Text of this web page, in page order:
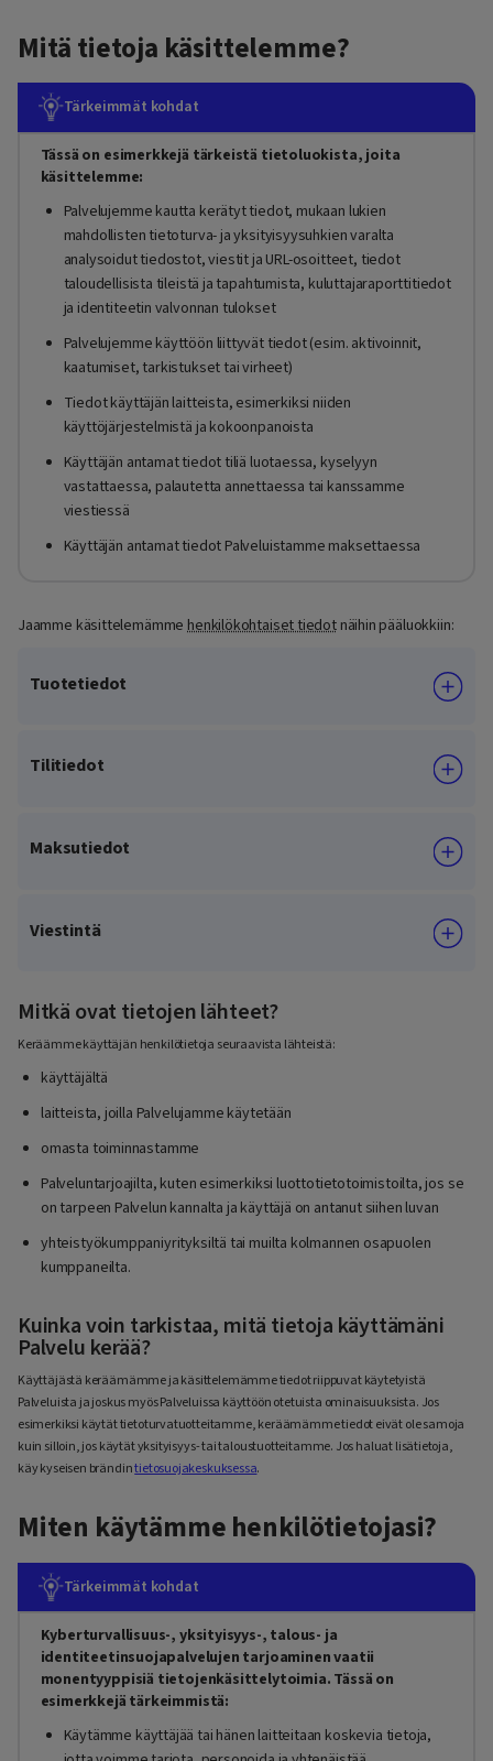
Mitä tietoja käsittelemme?
Tärkeimmät kohdat
Tässä on esimerkkejä tärkeistä tietoluokista, joita
käsittelemme:
Palvelujemme kautta kerätyt tiedot, mukaan lukien
mahdollisten tietoturva- ja yksityisyysuhkien varalta
analysoidut tiedostot, viestit ja URL-osoitteet, tiedot
taloudellisista tileistä ja tapahtumista, kuluttajaraporttitiedot
ja identiteetin valvonnan tulokset
Palvelujemme käyttöön liittyvät tiedot (esim. aktivoinnit,
kaatumiset, tarkistukset tai virheet)
Tiedot käyttäjän laitteista, esimerkiksi niiden
käyttöjärjestelmistä ja kokoonpanoista
Käyttäjän antamat tiedot tiliä luotaessa, kyselyyn
vastattaessa, palautetta annettaessa tai kanssamme
viestiessä
Käyttäjän antamat tiedot Palveluistamme maksettaessa
Jaamme käsittelemämme henkilökohtaiset tiedotnäihin pääluokkiin:
Tuotetiedot
Tilitiedot
Maksutiedot
Viestintä
Mitkä ovat tietojen lähteet?
Keräämme käyttäjän henkilötietoja seuraavista lähteistä:
käyttäjältä
laitteista, joilla Palvelujamme käytetään
omasta toiminnastamme
Palveluntarjoajilta, kuten esimerkiksi luottotietotoimistoilta, jos se
on tarpeen Palvelun kannalta ja käyttäjä on antanut siihen luvan
yhteistyökumppaniyrityksiltä tai muilta kolmannen osapuolen
kumppaneilta.
Kuinka voin tarkistaa, mitä tietoja käyttämäni
Palvelu kerää?
Käyttäjästä keräämämme ja käsittelemämme tiedot riippuvat käytetyistä
Palveluista ja joskus myös Palveluissa käyttöön otetuista ominaisuuksista. Jos
esimerkiksi käytät tietoturvatuotteitamme, keräämämme tiedot eivät ole samoja
kuin silloin, jos käytät yksityisyys- tai taloustuotteitamme. Jos haluat lisätietoja,
käy kyseisen brändintietosuojakeskuksessa.
Miten käytämme henkilötietojasi?
Tärkeimmät kohdat
Kyberturvallisuus-, yksityisyys-, talous- ja
identiteetinsuojapalvelujen tarjoaminen vaatii
monentyyppisiä tietojenkäsittelytoimia. Tässä on
esimerkkejä tärkeimmistä:
Käytämme käyttäjää tai hänen laitteitaan koskevia tietoja,